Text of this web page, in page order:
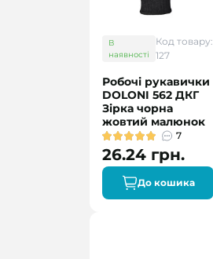
В
наявності
Код товару:
127
Робочі рукавички
DOLONI 562 ДКГ
Зірка чорна
жовтий малюнок
7
26.24 грн.
До кошика